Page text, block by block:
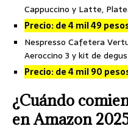
Cappuccino y Latte,
Precio: de 4 mil 49
Nespresso Cafetera
Aeroccino 3 y kit de
Precio: de 4 mil 90
¿Cuándo
en Amazon